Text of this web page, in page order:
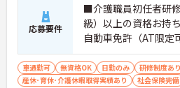
応募要件
■介護職員初任者研
級）以上の資格お持
自動車免許（AT限
験者応相談
車通勤可 無資格OK 日勤のみ
研修制度あり
産休･育休･介護休暇取得実績あり
社会保険完備